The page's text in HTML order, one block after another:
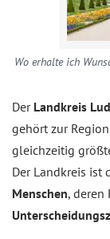
Wo erhalte ich
Der Landkreis
gehört zur
gleichzeitig
Der Landkreis ist
Menschen, deren